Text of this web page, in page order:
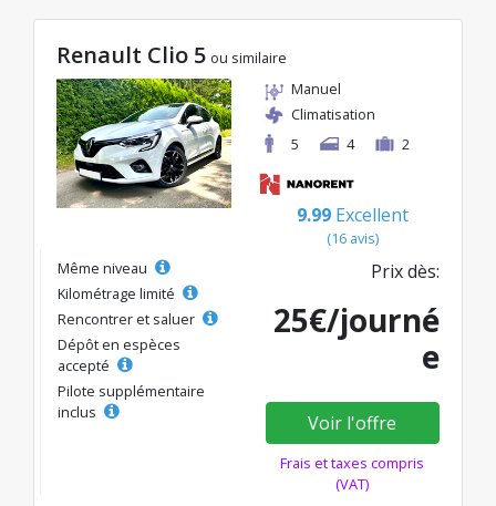
Renault Clio 5 ou similaire
Manuel
Climatisation
5
4 2
9.99 Excellent
(16 avis)
Même niveau
Kilométrage limité
Rencontrer et saluer
Dépôt en espèces
accepté
Pilote supplémentaire
inclus
Prix dès:
25€/journé
e
Voir l'offre
Frais et taxes compris
(VAT)